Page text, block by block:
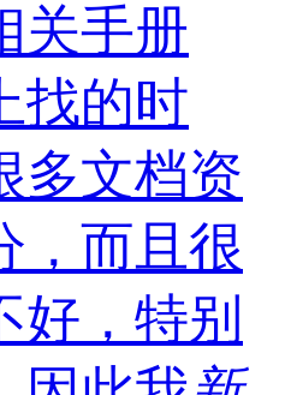
关手册
找的时
多文档资
，而且很
好，特别